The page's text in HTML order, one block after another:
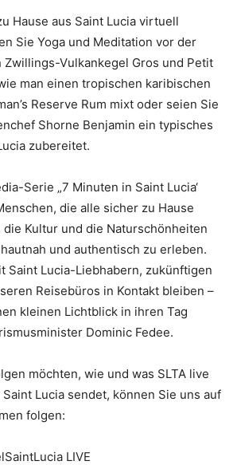
Hause aus Saint Lucia virtuell
Sie Yoga und Meditation vor der
Zwillings-Vulkankegel Gros und Petit
man einen tropischen karibischen
Reserve Rum mixt oder seien Sie
Shorne Benjamin ein typisches
zubereitet.
Serie „7 Minuten in Saint Lucia‘
die alle sicher zu Hause
Kultur und die Naturschönheiten
und authentisch zu erleben.
Saint Lucia-Liebhabern, zukünftigen
Reisebüros in Kontakt bleiben –
kleinen Lichtblick in ihren Tag
Dominic Fedee.
möchten, wie und was SLTA live
Lucia sendet, können Sie uns auf
folgen:
LIVE